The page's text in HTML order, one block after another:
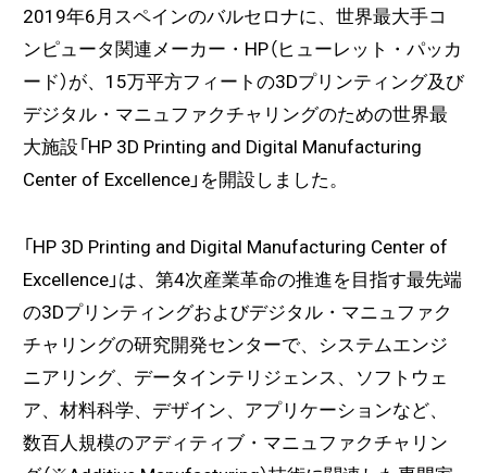
2019年6月スペインのバルセロナに、世界最大手コ
ンピュータ関連メーカー・HP（ヒューレット・パッカ
ード）が、15万平方フィートの3Dプリンティング及び
デジタル・マニュファクチャリングのための世界最
大施設「HP 3D Printing and Digital Manufacturing
Center of Excellence」を開設しました。
「HP 3D Printing and Digital Manufacturing Center of
Excellence」は、第4次産業革命の推進を目指す最先端
の3Dプリンティングおよびデジタル・マニュファク
チャリングの研究開発センターで、システムエンジ
ニアリング、データインテリジェンス、ソフトウェ
ア、材料科学、デザイン、アプリケーションなど、
数百人規模のアディティブ・マニュファクチャリン